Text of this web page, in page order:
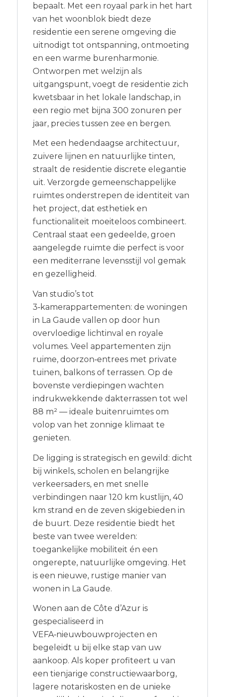
bepaalt. Met een royaal park in het hart
van het woonblok biedt deze
residentie een serene omgeving die
uitnodigt tot ontspanning, ontmoeting
en een warme burenharmonie.
Ontworpen met welzijn als
uitgangspunt, voegt de residentie zich
kwetsbaar in het lokale landschap, in
een regio met bijna 300 zonuren per
jaar, precies tussen zee en bergen.
Met een hedendaagse architectuur,
zuivere lijnen en natuurlijke tinten,
straalt de residentie discrete elegantie
uit. Verzorgde gemeenschappelijke
ruimtes onderstrepen de identiteit van
het project, dat esthetiek en
functionaliteit moeiteloos combineert.
Centraal staat een gedeelde, groen
aangelegde ruimte die perfect is voor
een mediterrane levensstijl vol gemak
en gezelligheid.
Van studio’s tot
3‑kamerappartementen: de woningen
in La Gaude vallen op door hun
overvloedige lichtinval en royale
volumes. Veel appartementen zijn
ruime, doorzon‑entrees met private
tuinen, balkons of terrassen. Op de
bovenste verdiepingen wachten
indrukwekkende dakterrassen tot wel
88 m² — ideale buitenruimtes om
volop van het zonnige klimaat te
genieten.
De ligging is strategisch en gewild: dicht
bij winkels, scholen en belangrijke
verkeersaders, en met snelle
verbindingen naar 120 km kustlijn, 40
km strand en de zeven skigebieden in
de buurt. Deze residentie biedt het
beste van twee werelden:
toegankelijke mobiliteit én een
ongerepte, natuurlijke omgeving. Het
is een nieuwe, rustige manier van
wonen in La Gaude.
Wonen aan de Côte d’Azur is
gespecialiseerd in
VEFA‑nieuwbouwprojecten en
begeleidt u bij elke stap van uw
aankoop. Als koper profiteert u van
een tienjarige constructiewaarborg,
lagere notariskosten en de unieke